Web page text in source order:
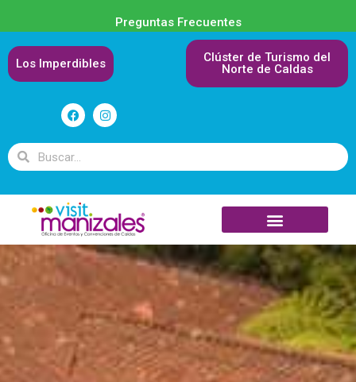
Preguntas Frecuentes
Los Imperdibles
Clúster de Turismo del
Norte de Caldas